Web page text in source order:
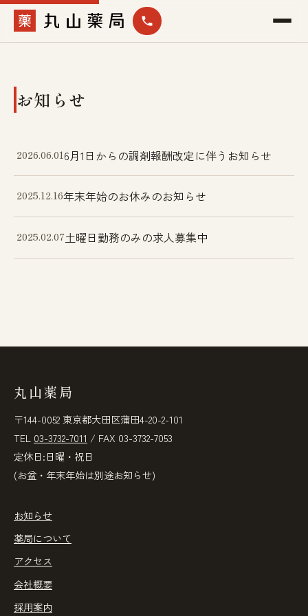
お知らせ
2026.06.016月1日からの調剤報酬改定に伴うお知らせ
2025.12.16年末年始のお休みのお知らせ
2025.02.07土曜日勤務のみの求人募集中
丸山薬局
〒144-0052 東京都大田区蒲田4-20-2-101
TEL 03-3732-7011 / FAX 03-3732-7053
定休日:日曜・祝日
(お盆・年末年始は別途お知らせ)
お知らせ
薬局について
アクセス
会社概要
採用案内